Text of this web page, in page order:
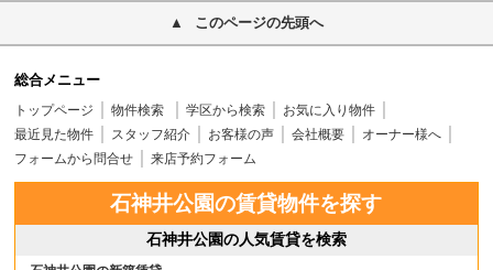
このページの先頭へ
総合メニュー
トップページ 物件検索 学区から検索
お気に入り物件
最近見た物件
スタッフ紹介 お客様の声 会社概要
オーナー様へ
フォームから問合せ
来店予約フォーム
石神井公園の賃貸物件を探す
石神井公園の人気賃貸を検索